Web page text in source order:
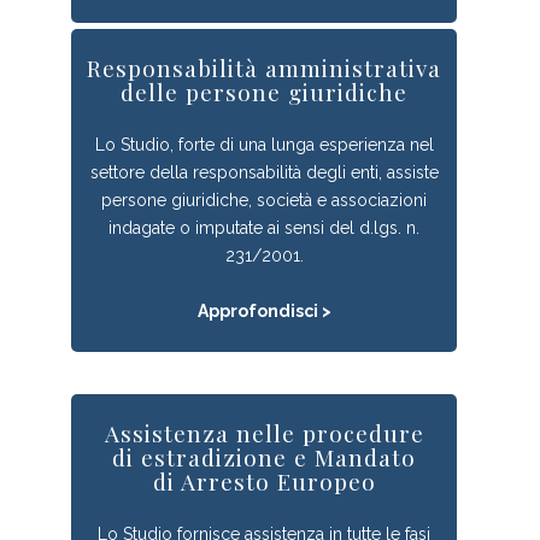
Responsabilità amministrativa
delle persone giuridiche
Lo Studio, forte di una lunga esperienza nel
settore della responsabilità degli enti, assiste
persone giuridiche, società e associazioni
indagate o imputate ai sensi del d.lgs. n.
231/2001.
Approfondisci >
Assistenza nelle procedure
di estradizione e Mandato
di Arresto Europeo
Lo Studio fornisce assistenza in tutte le fasi